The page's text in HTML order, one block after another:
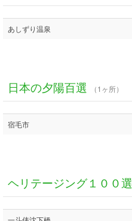
あしずり温泉
日本の夕陽百選 （1ヶ所）
宿毛市
ヘリテージング１００選